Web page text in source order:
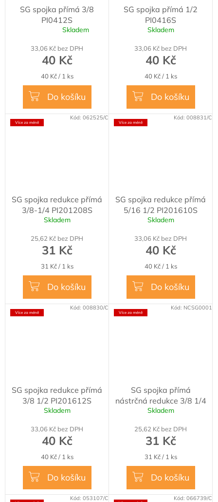
SG spojka přímá 3/8
PI0412S
produktu
hvězdiček.
Skladem
33,06 Kč bez DPH
40 Kč
Měrná
cena:
40 Kč / 1 ks
Do košíku
SG spojka přímá 1/2
PI0416S
Skladem
33,06 Kč bez DPH
40 Kč
Měrná
cena:
40 Kč / 1 ks
Do košíku
Více za méně
SG spojka redukce přímá
3/8-1/4 PI201208S
Skladem
25,62 Kč bez DPH
31 Kč
Měrná
cena:
31 Kč / 1 ks
Do košíku
Kód: 062525/C
Více za méně
SG spojka redukce přímá
5/16 1/2 PI201610S
Skladem
33,06 Kč bez DPH
40 Kč
Měrná
cena:
40 Kč / 1 ks
Do košíku
Kód: 008831/C
Více za méně
SG spojka redukce přímá
3/8 1/2 PI201612S
Skladem
33,06 Kč bez DPH
40 Kč
Měrná
cena:
40 Kč / 1 ks
Do košíku
Kód: 008830/C
Více za méně
SG spojka přímá
nástrčná redukce 3/8 1/4
Skladem
25,62 Kč bez DPH
31 Kč
Měrná
cena:
31 Kč / 1 ks
Do košíku
Kód: NCSG0001
Kód: 053107/C Kód: 066739/C